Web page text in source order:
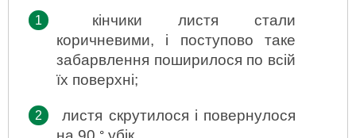
кінчики листя стали
коричневими, і поступово таке
забарвлення поширилося по всій
їх поверхні;
листя скрутилося і повернулося